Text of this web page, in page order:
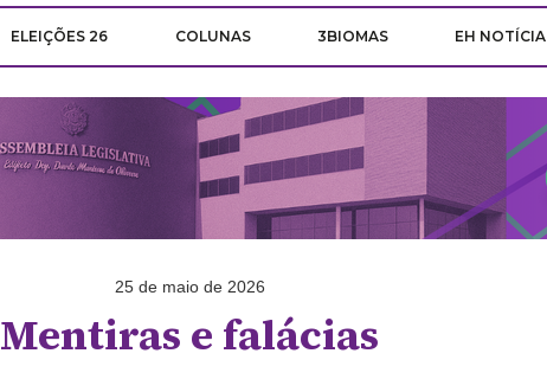
ELEIÇÕES 26 COLUNAS 3BIOMAS EH NOTÍCIA
25 de maio de 2026
Mentiras e falácias